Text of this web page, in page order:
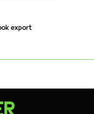
export